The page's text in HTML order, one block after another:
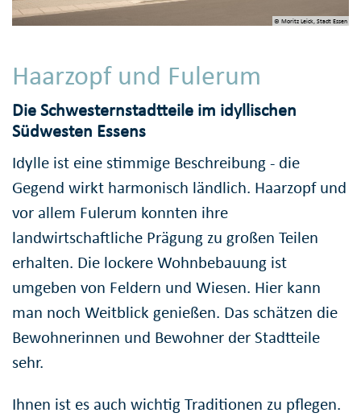
© Moritz Leick, Stadt Essen
Haarzopf und Fulerum
Die Schwesternstadtteile im idyllischen
Südwesten Essens
Idylle ist eine stimmige Beschreibung - die
Gegend wirkt harmonisch ländlich. Haarzopf und
vor allem Fulerum konnten ihre
landwirtschaftliche Prägung zu großen Teilen
erhalten. Die lockere Wohnbebauung ist
umgeben von Feldern und Wiesen. Hier kann
man noch Weitblick genießen. Das schätzen die
Bewohnerinnen und Bewohner der Stadtteile
sehr.
Ihnen ist es auch wichtig Traditionen zu pflegen.